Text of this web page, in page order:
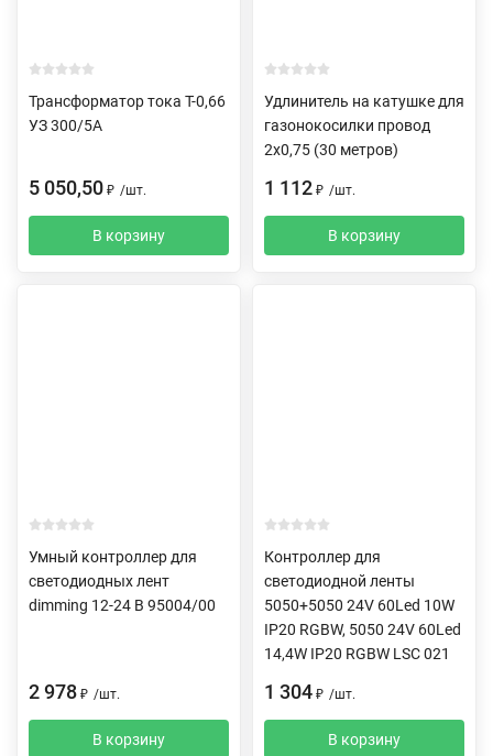
Трансформатор тока Т-0,66
УЗ 300/5А
5 050,50 ₽ /шт.
В корзину
Удлинитель на катушке для
газонокосилки провод
2х0,75 (30 метров)
1 112 ₽ /шт.
В корзину
Умный контроллер для
светодиодных лент
dimming 12-24 В 95004/00
2 978 ₽ /шт.
В корзину
Контроллер для
светодиодной ленты
5050+5050 24V 60Led 10W
IP20 RGBW, 5050 24V 60Led
14,4W IP20 RGBW LSC 021
1 304 ₽ /шт.
В корзину